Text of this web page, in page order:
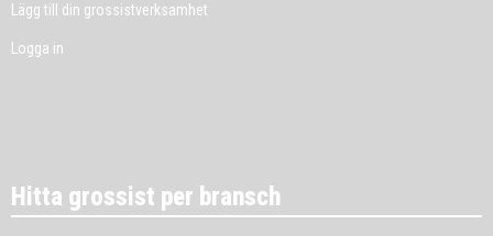
Lägg till din grossistverksamhet
Logga in
Hitta grossist per bransch